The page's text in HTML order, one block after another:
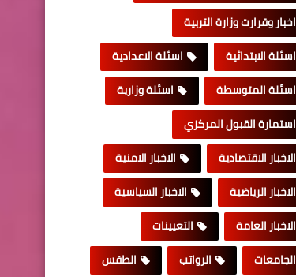
اخبار وقرارت وزارة التربية
اسئلة الابتدائية
اسئلة الاعدادية
اسئلة المتوسطة
اسئلة وزارية
استمارة القبول المركزي
الاخبار الاقتصادية
الاخبار الامنية
الاخبار الرياضية
الاخبار السياسية
الاخبار العامة
التعيينات
الجامعات
الرواتب الطقس